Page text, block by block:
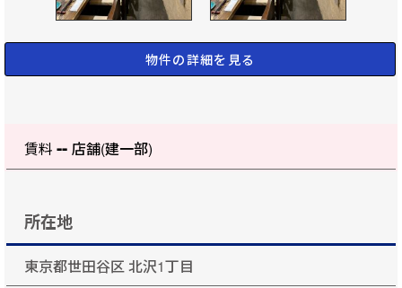
物件の詳細を見る
賃料 -- 店舗(建一部)
所在地
東京都世田谷区 北沢1丁目